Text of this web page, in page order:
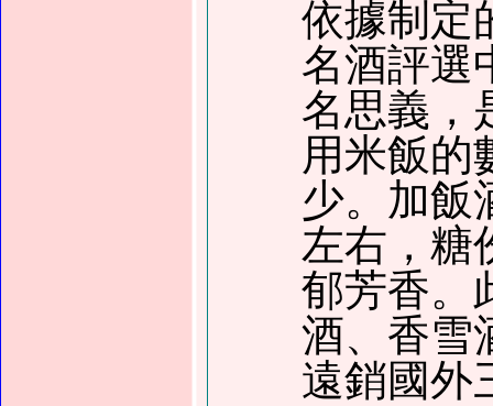
依據制定
名酒評選
名思義，
用米飯的
少。加飯
左右，糖
郁芳香。
酒、香雪
遠銷國外